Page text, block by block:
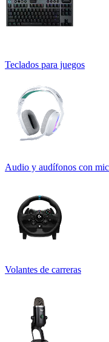
Teclados para juegos
Audio y audífonos con
Volantes de carreras